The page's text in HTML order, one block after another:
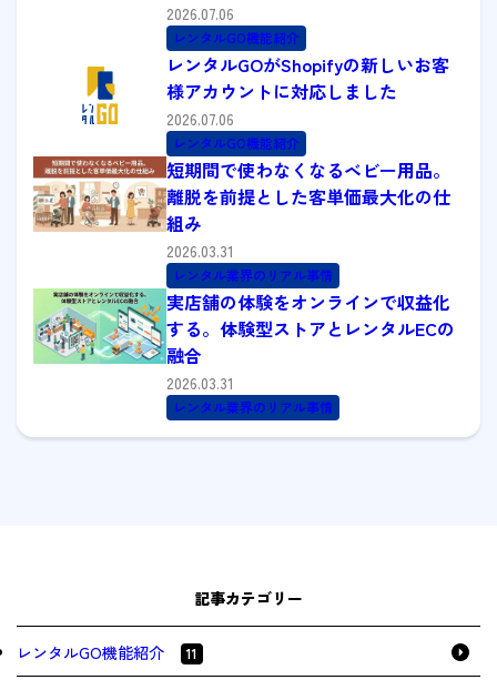
2026.07.06
レンタルGO機能紹介
レンタルGOがShopifyの新しいお客
様アカウントに対応しました
2026.07.06
レンタルGO機能紹介
短期間で使わなくなるベビー用品。
離脱を前提とした客単価最大化の仕
組み
2026.03.31
レンタル業界のリアル事情
実店舗の体験をオンラインで収益化
する。体験型ストアとレンタルECの
融合
2026.03.31
レンタル業界のリアル事情
記事カテゴリー
レンタルGO機能紹介 11